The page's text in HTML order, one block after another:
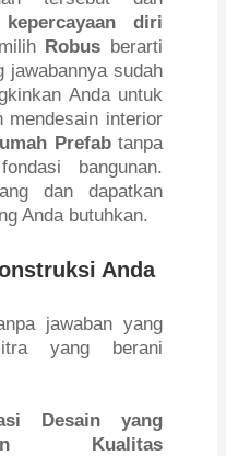
kepercayaan diri
Robus berarti
jawabannya sudah
Anda untuk
mendesain interior
Prefabtanpa
bangunan.
dan dapatkan
Anda butuhkan.
Anda
jawaban yang
yang berani
Desain yang
Kualitas